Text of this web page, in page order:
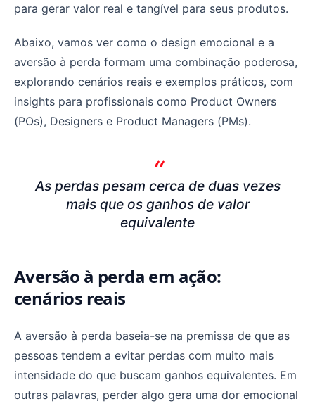
para gerar valor real e tangível para seus produtos.
Abaixo, vamos ver como o design emocional e a
aversão à perda formam uma combinação poderosa,
explorando cenários reais e exemplos práticos, com
insights para profissionais como Product Owners
(POs), Designers e Product Managers (PMs).
As perdas pesam cerca de duas vezes
mais que os ganhos de valor
equivalente
Aversão à perda em ação:
cenários reais
A aversão à perda baseia-se na premissa de que as
pessoas tendem a evitar perdas com muito mais
intensidade do que buscam ganhos equivalentes. Em
outras palavras, perder algo gera uma dor emocional